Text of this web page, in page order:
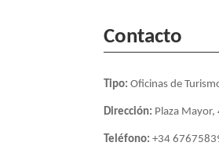
Contacto
Tipo: Oficinas de
Dirección: Plaza
Teléfono: +34